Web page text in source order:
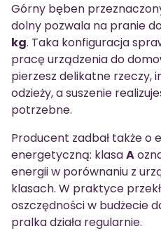
Górny bęben
dolny pozwala na pranie
kg. Taka konfiguracja
pracę urządzenia do
pierzesz delikatne rzeczy,
odzieży, a suszenie
potrzebne.
Producent zadbał także o
energetyczną: klasaA
energii w porównaniu z
klasach. W praktyce
oszczędności w budżecie
pralka działa regularnie.